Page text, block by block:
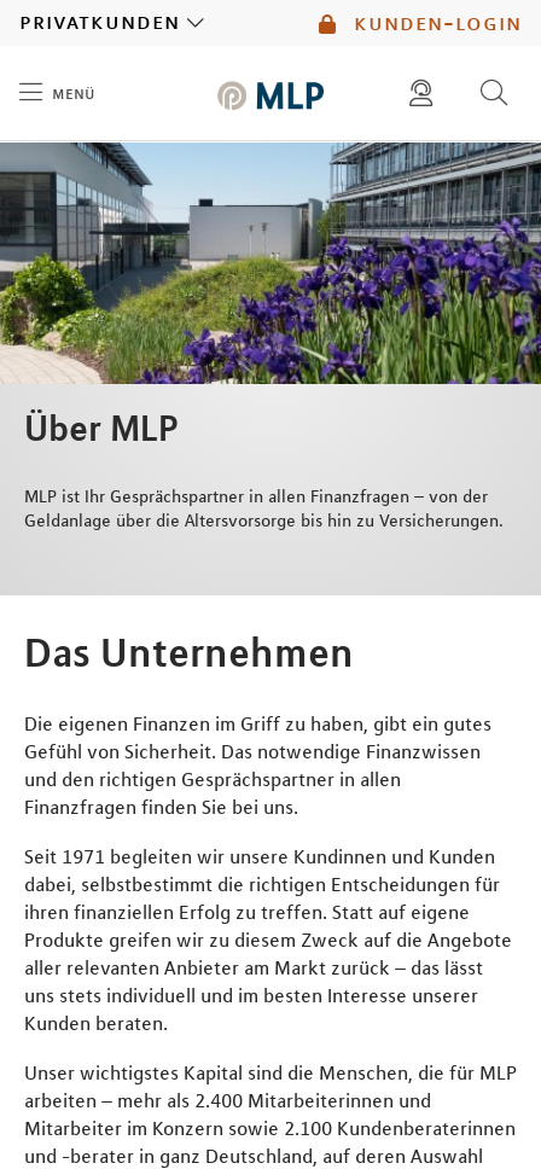
kunden-login
privatkunden
menü
diese website durchsuchen
mlp berater finden
Über MLP
MLP ist Ihr Gesprächspartner in allen Finanzfragen – von der
Geldanlage über die Altersvorsorge bis hin zu Versicherungen.
Das Unternehmen
Die eigenen Finanzen im Griff zu haben, gibt ein gutes
Gefühl von Sicherheit. Das notwendige Finanzwissen
und den richtigen Gesprächspartner in allen
Finanzfragen finden Sie bei uns.
Seit 1971 begleiten wir unsere Kundinnen und Kunden
dabei, selbstbestimmt die richtigen Entscheidungen für
ihren finanziellen Erfolg zu treffen. Statt auf eigene
Produkte greifen wir zu diesem Zweck auf die Angebote
aller relevanten Anbieter am Markt zurück – das lässt
uns stets individuell und im besten Interesse unserer
Kunden beraten.
Unser wichtigstes Kapital sind die Menschen, die für MLP
arbeiten – mehr als 2.400 Mitarbeiterinnen und
Mitarbeiter im Konzern sowie 2.100 Kundenberaterinnen
und -berater in ganz Deutschland, auf deren Auswahl